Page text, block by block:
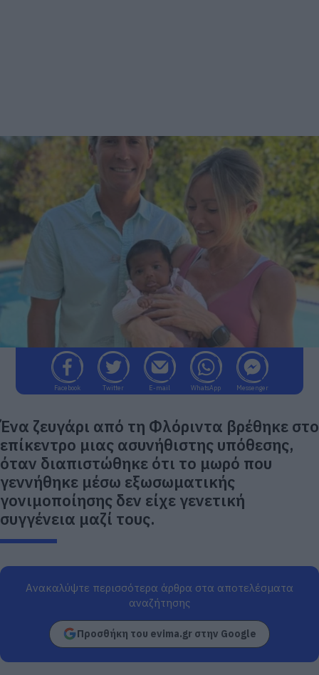
Facebook Twitter E-mail WhatsApp Messenger
Ένα ζευγάρι από τη Φλόριντα βρέθηκε στο
επίκεντρο μιας ασυνήθιστης υπόθεσης,
όταν διαπιστώθηκε ότι το μωρό που
γεννήθηκε μέσω εξωσωματικής
γονιμοποίησης δεν είχε γενετική
συγγένεια μαζί τους.
Ανακαλύψτε περισσότερα άρθρα στα αποτελέσματα
αναζήτησης
Προσθήκη του evima.gr στην Google